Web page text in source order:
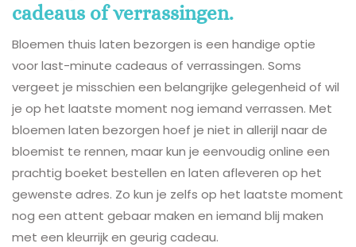
cadeaus of verrassingen.
Bloemen thuis laten bezorgen is een handige optie
voor last-minute cadeaus of verrassingen. Soms
vergeet je misschien een belangrijke gelegenheid of wil
je op het laatste moment nog iemand verrassen. Met
bloemen laten bezorgen hoef je niet in allerijl naar de
bloemist te rennen, maar kun je eenvoudig online een
prachtig boeket bestellen en laten afleveren op het
gewenste adres. Zo kun je zelfs op het laatste moment
nog een attent gebaar maken en iemand blij maken
met een kleurrijk en geurig cadeau.